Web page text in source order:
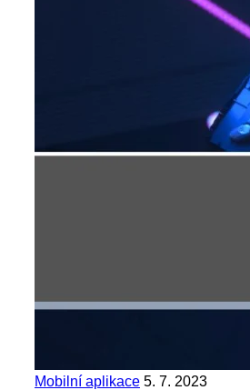
Mobilní aplikace 5. 7. 2023